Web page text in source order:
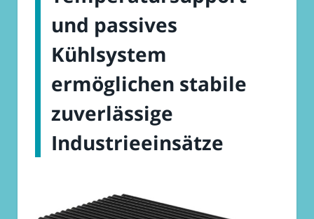
und passives
Kühlsystem
ermöglichen stabile
zuverlässige
Industrieeinsätze